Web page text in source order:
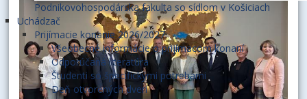
Podnikovohospodárska fakulta so sídlom v Košiciach
Uchádzač
Prijímacie konanie 2026/2027
Všeobecné informácie o prijímacom konaní
Odporúčaná literatúra
Študenti so špecifickými potrebami
Deň otvorených dverí